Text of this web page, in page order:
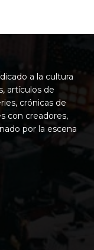
a la cultura
artículos de
crónicas de
con creadores,
por la escena